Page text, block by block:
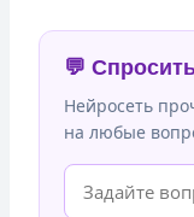
💬
Нейросеть
на любые